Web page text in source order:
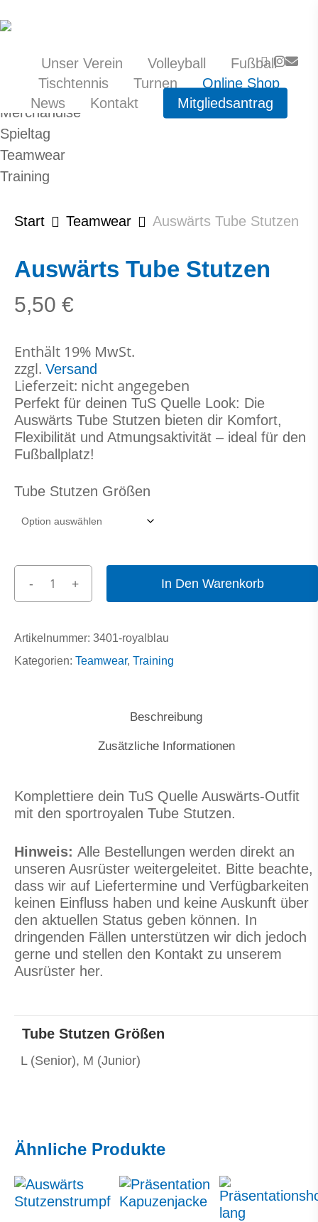
to
contentUnser Verein Volleyball
Fußball
Tischtennis
Turnen
Online Shop
News
Kontakt Mitgliedsantrag
facebook
email
Produktkategorien
Merchandise
Spieltag
Teamwear
Training
Start Teamwear Auswärts Tube Stutzen
Auswärts Tube Stutzen
5,50 €
Enthält 19% MwSt.
zzgl. Versand
Lieferzeit: nicht angegeben
Perfekt für deinen TuS Quelle Look: Die
Auswärts Tube Stutzen bieten dir Komfort,
Flexibilität und Atmungsaktivität – ideal für den
Fußballplatz!
Tube Stutzen Größen
In Den Warenkorb
Artikelnummer: 3401-royalblau
Kategorien: Teamwear, Training
Beschreibung
Zusätzliche Informationen
Komplettiere dein TuS Quelle Auswärts-Outfit
mit den sportroyalen Tube Stutzen.
Hinweis: Alle Bestellungen werden direkt an
unseren Ausrüster weitergeleitet. Bitte beachte,
dass wir auf Liefertermine und Verfügbarkeiten
keinen Einfluss haben und keine Auskunft über
den aktuellen Status geben können. In
dringenden Fällen unterstützen wir dich jedoch
gerne und stellen den Kontakt zu unserem
Ausrüster her.
Tube Stutzen Größen
L (Senior), M (Junior)
Ähnliche Produkte
Produkt
weist
Produkt
weist
Dieses
Produkt
weist